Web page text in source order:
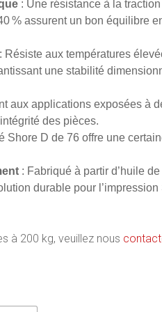
: Une résistance à la
% assurent un bon équilibre
Résiste aux températures
une stabilité
aux applications exposées à
des pièces.
Shore D de 76 offre une
: Fabriqué à partir d’huile
durable pour l’impression
à 200 kg, veuillez nous